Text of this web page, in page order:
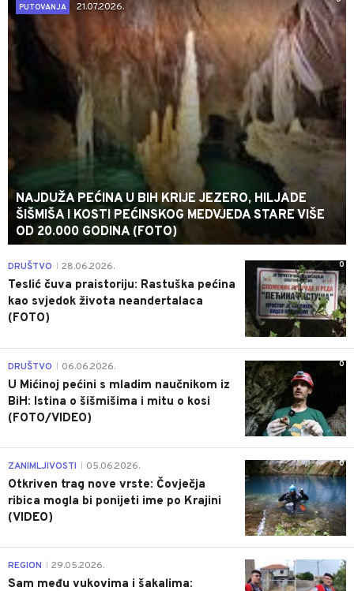
PUTOVANJA
21.07.2026.
NAJDUŽA PEĆINA U BIH KRIJE JEZERO, HILJADE
ŠIŠMIŠA I KOSTI PEĆINSKOG MEDVJEDA STARE VIŠE
OD 20.000 GODINA (FOTO)
0
DRUŠTVO 28.06.2026.
Teslić čuva praistoriju: Rastuška pećina
kao svjedok života neandertalaca
(FOTO)
0
DRUŠTVO 06.06.2026.
U Mićinoj pećini s mladim naučnikom iz
BiH: Istina o šišmišima i mitu o kosi
(FOTO/VIDEO)
0
ZANIMLJIVOSTI 05.06.2026.
Otkriven trag nove vrste: Čovječja
ribica mogla bi ponijeti ime po Krajini
(VIDEO)
0
REGION 29.05.2026.
Sam među vukovima i šakalima: